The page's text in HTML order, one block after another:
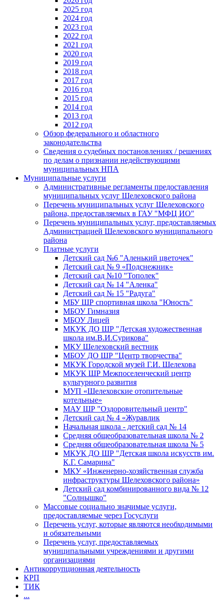
2025 год
2024 год
2023 год
2022 год
2021 год
2020 год
2019 год
2018 год
2017 год
2016 год
2015 год
2014 год
2013 год
2012 год
Обзор федерального и областного
законодательства
Сведения о судебных постановлениях / решениях
по делам о признании недействующими
муниципальных НПА
Муниципальные услуги
Административные регламенты предоставления
муниципальных услуг Шелеховского района
Перечень муниципальных услуг Шелеховского
района, предоставляемых в ГАУ "МФЦ ИО"
Перечень муниципальных услуг, предоставляемых
Администрацией Шелеховского муниципального
района
Платные услуги
Детский сад №6 "Аленький цветочек"
Детский сад № 9 «Подснежник»
Детский сад №10 "Тополек"
Детский сад № 14 "Аленка"
Детский сад № 15 "Радуга"
МБУ ШР спортивная школа "Юность"
МБОУ Гимназия
МБОУ Лицей
МКУК ДО ШР "Детская художественная
школа им.В.И.Сурикова"
МКУ Шелеховский вестник
МБОУ ДО ШР "Центр творчества"
МКУК Городской музей Г.И. Шелехова
МКУК ШР Межпоселенческий центр
культурного развития
МУП «Шелеховские отопительные
котельные»
МАУ ШР "Оздоровительный центр"
Детский сад № 4 «Журавлик
Начальная школа - детский сад № 14
Средняя общеобразовательная школа № 2
Средняя общеобразовательная школа № 5
МКУК ДО ШР "Детская школа искусств им.
К.Г. Самарина"
МКУ «Инженерно-хозяйственная служба
инфраструктуры Шелеховского района»
Детский сад комбинированного вида № 12
"Солнышко"
Массовые социально значимые услуги,
предоставляемые через Госуслуги
Перечень услуг, которые являются необходимыми
и обязательными
Перечень услуг, предоставляемых
муниципальными учреждениями и другими
организациями
Антикоррупционная деятельность
КРП
ТИК
...